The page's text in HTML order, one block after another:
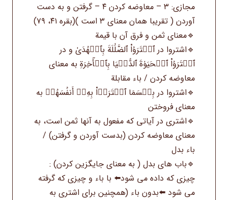
مجازی: ۳ – معاوضه کردن ۴ – گرفتن و به دست
آوردن ( تقریبا همان معنای ۳ است )(بقره ۴۱، ۷۹)
🔹معنای ثمن و فرق آن با قیمة
🔹اشتروا در ٱشۡتَرَوُاْ ٱلضَّلَٰلَةَ بِٱلۡهُدَىٰ و در
ٱشۡتَرَوُاْ ٱلۡحَيَوٰةَ ٱلدُّنۡيَا بِٱلۡأٓخِرَةِ به معنای
معاوضه کردن / باء مقابلة
🔹اشتروا در بِئۡسَمَا ٱشۡتَرَوۡاْ بِهِۦٓ أَنفُسَهُمۡ به
معنای فروختن
🔹اشترى در آياتی که مفعول به آنها ثمن است، به
معنای معاوضه کردن (بدست آوردن و گرفتن) /
باء بدل
🔹باب های بدل ( به معنای جایگزین کردن) :
چیزی که داده می شود⬅️ با باء و چیزی که گرفته
می شود ⬅️بدون باء (همچنین برای اشترى به